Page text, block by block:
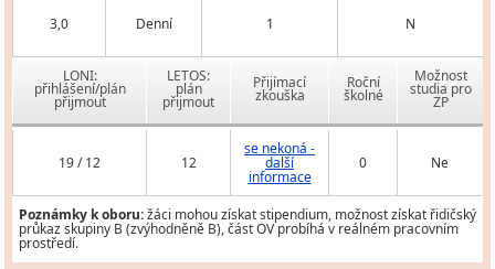
3,0 Denní 1 N
LONI:
přihlášení/plán
přijmout
LETOS:
plán
přijmout
Přijímací
zkouška
Roční
školné
Možnost
studia pro
ZP
19 / 12 12
se nekoná -
další
informace
0 Ne
Poznámky k oboru:žáci mohou získat stipendium, možnost získat řidičský
průkaz skupiny B (zvýhodněně B), část OV probíhá v reálném pracovním
prostředí.